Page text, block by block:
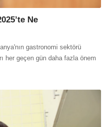
Ne
gastronomi sektörü
her geçen gün daha fazla önem